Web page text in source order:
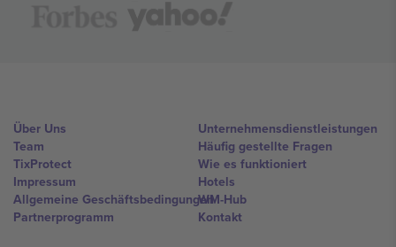
Über Uns
Team
TixProtect
Impressum
Allgemeine Geschäftsbedingungen
Partnerprogramm
Unternehmensdienstleistungen
Häufig gestellte Fragen
Wie es funktioniert
Hotels
WM-Hub
Kontakt